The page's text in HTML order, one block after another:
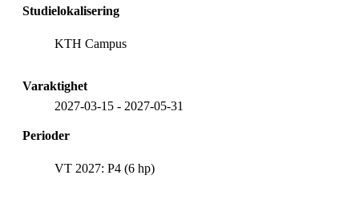
Studielokalisering
KTH Campus
Varaktighet
2027-03-15 - 2027-05-31
Perioder
VT 2027: P4 (6 hp)